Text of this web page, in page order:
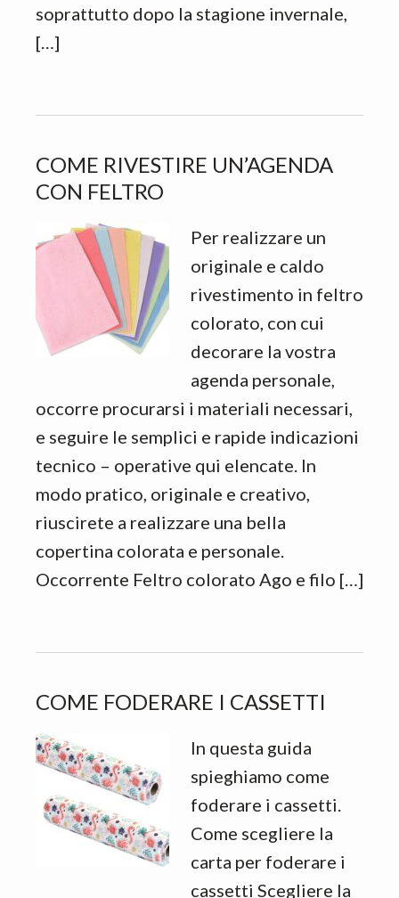
soprattutto dopo la stagione invernale,
[…]
COME RIVESTIRE UN’AGENDA
CON FELTRO
Per realizzare un
originale e caldo
rivestimento in feltro
colorato, con cui
decorare la vostra
agenda personale,
occorre procurarsi i materiali necessari,
e seguire le semplici e rapide indicazioni
tecnico – operative qui elencate. In
modo pratico, originale e creativo,
riuscirete a realizzare una bella
copertina colorata e personale.
Occorrente Feltro colorato Ago e filo […]
COME FODERARE I CASSETTI
In questa guida
spieghiamo come
foderare i cassetti.
Come scegliere la
carta per foderare i
cassetti Scegliere la